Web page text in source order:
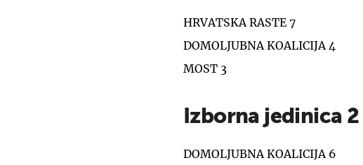
HRVATSKA RASTE 7
DOMOLJUBNA KOALICIJA 4
MOST 3
Izborna jedinica 2
DOMOLJUBNA KOALICIJA 6